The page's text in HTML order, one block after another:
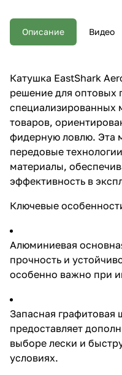
и фидерную ловлю. Эта
сочетает в себе передовые
эффективность в
Ключевые особенности:
Алюминиевая основная
гарантирует прочность и
устойчивость к коррозии,
особенно важно при
интенсивном
Запасная графитовая шпуля в
комплекте предоставляет
дополнительную гибкость
в полевых условиях. Система
способствует точному
контролю над
рыбы. Компьютерная
балансировка ротора
улучшая комфорт и точность
при забросе. Две клипсы
фиксации лески позволяют
быстро и надежно закрепить
леску, обеспечивая
стабильность при ловле.
Описание Видео
Катушка EastShark
решение для оптовых
специализированных
товаров,
фидерную ловлю. Эта
передовые
материалы,
эффективность в
Ключевые
Алюминиевая
прочность и
особенно важно при
Запасная графитовая
предоставляет
выборе лески и
условиях.